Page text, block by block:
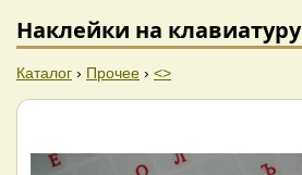
Наклейки на клавиатуру
Каталог › Прочее › <>